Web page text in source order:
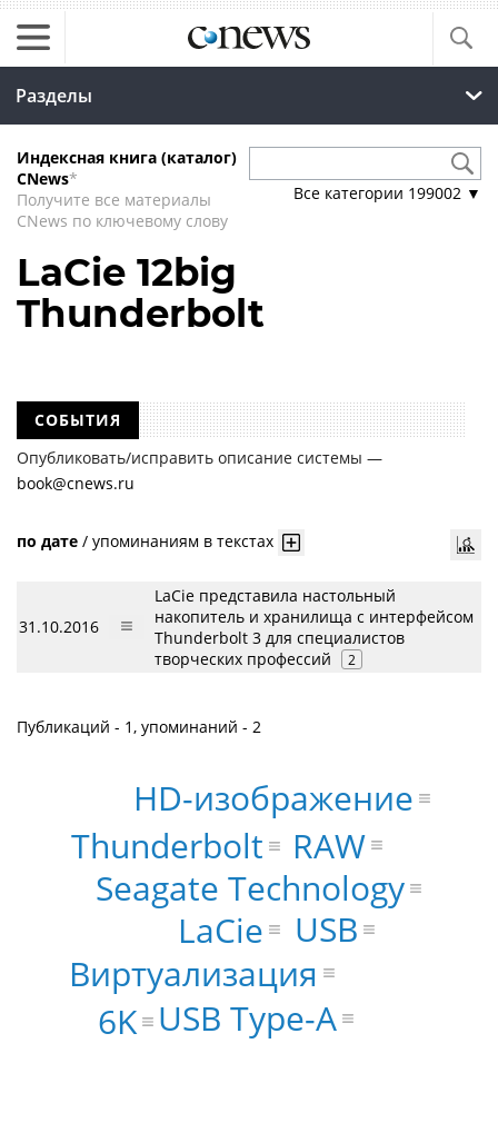
Разделы
Индексная книга (каталог)
CNews*
Получите все материалы
CNews по ключевому слову
Все категории 199002 ▼
LaCie 12big
Thunderbolt
СОБЫТИЯ
Опубликовать/исправить описание системы —
book@cnews.ru
по дате / упоминаниям в текстах
31.10.2016
LaCie представила настольный
накопитель и хранилища с интерфейсом
Thunderbolt 3 для специалистов
творческих профессий
2
Публикаций - 1, упоминаний - 2
LaCie
Seagate Technology
Виртуализация
RAW
6K USB Type-A
Thunderbolt
HD-изображение
USB